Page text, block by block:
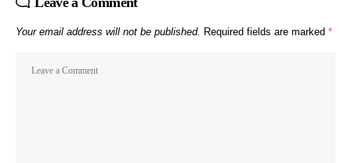
Your email address will not be published. Required fields are marked *